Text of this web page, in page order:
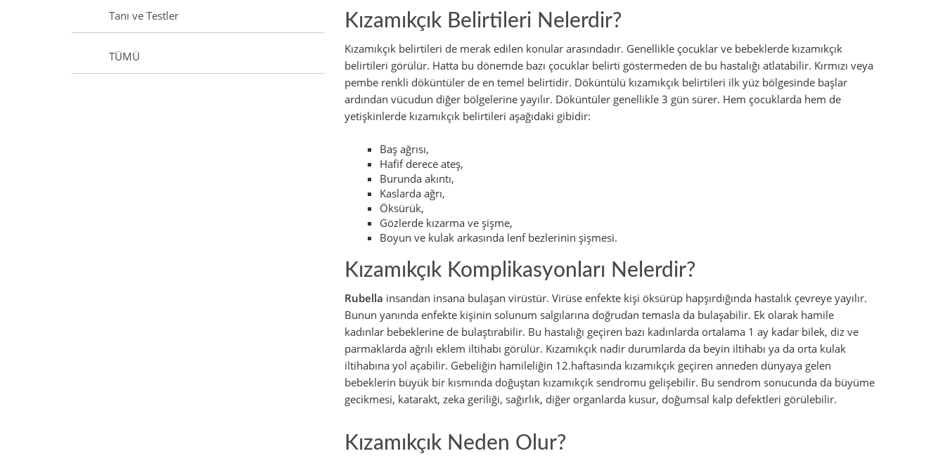
Kızamıkçık Belirtileri Nelerdir?
Kızamıkçık belirtileri de merak edilen konular arasındadır. Genellikle çocuklar ve bebeklerde kızamıkçık
belirtileri görülür. Hatta bu dönemde bazı çocuklar belirti göstermeden de bu hastalığı atlatabilir. Kırmızı veya
pembe renkli döküntüler de en temel belirtidir. Döküntülü kızamıkçık belirtileri ilk yüz bölgesinde başlar
ardından vücudun diğer bölgelerine yayılır. Döküntüler genellikle 3 gün sürer. Hem çocuklarda hem de
yetişkinlerde kızamıkçık belirtileri aşağıdaki gibidir:
Baş ağrısı,
Hafif derece ateş,
Burunda akıntı,
Kaslarda ağrı,
Öksürük,
Gözlerde kızarma ve şişme,
Boyun ve kulak arkasında lenf bezlerinin şişmesi.
Kızamıkçık Komplikasyonları Nelerdir?
Rubella insandan insana bulaşan virüstür. Virüse enfekte kişi öksürüp hapşırdığında hastalık çevreye yayılır.
Bunun yanında enfekte kişinin solunum salgılarına doğrudan temasla da bulaşabilir. Ek olarak hamile
kadınlar bebeklerine de bulaştırabilir. Bu hastalığı geçiren bazı kadınlarda ortalama 1 ay kadar bilek, diz ve
parmaklarda ağrılı eklem iltihabı görülür. Kızamıkçık nadir durumlarda da beyin iltihabı ya da orta kulak
iltihabına yol açabilir. Gebeliğin hamileliğin 12.haftasında kızamıkçık geçiren anneden dünyaya gelen
bebeklerin büyük bir kısmında doğuştan kızamıkçık sendromu gelişebilir. Bu sendrom sonucunda da büyüme
gecikmesi, katarakt, zeka geriliği, sağırlık, diğer organlarda kusur, doğumsal kalp defektleri görülebilir.
Kızamıkçık Neden Olur?
Tanı ve Testler
TÜMÜ